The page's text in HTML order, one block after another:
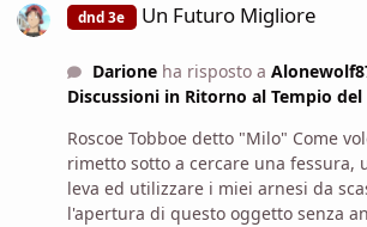
strane rune, una perla nera e una
Lavelior riconosce quasi subito
particolare il teschio come
che affligge buona parte delle terre
Flaeness.
dnd 3e Un Futuro Migliore
Darioneha risposto a
Discussioni in Ritorno al Tempio
Roscoe Tobboe detto "Milo" Come
rimetto sotto a cercare una fessura,
leva ed utilizzare i miei arnesi da
l'apertura di questo oggetto senza